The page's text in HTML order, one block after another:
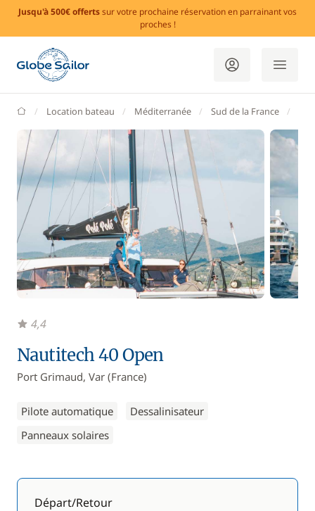
Jusqu'à 500€ offertssur votre prochaine réservation en parrainant vos
proches !
GlobeSailor
Location bateau Méditerranée Sud de la France
Nautitech 40 Open
Port Grimaud, Var (France)
Pilote automatique
Dessalinisateur
Panneaux solaires
4,4
Départ/Retour